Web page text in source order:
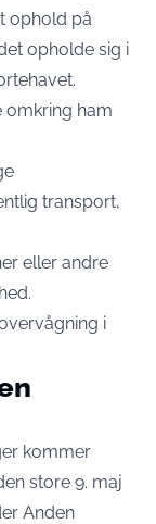
ophold på
opholde sig i
omkring ham
transport,
eller andre
i
kommer
store 9. maj
Anden